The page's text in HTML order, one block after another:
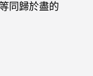
同歸於盡的